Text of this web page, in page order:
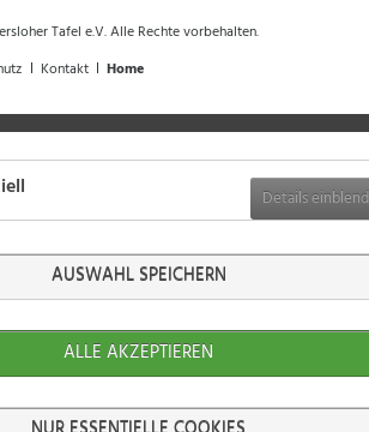
Tafel e.V. Alle Rechte vorbehalten.
Kontakt Home
Details
AUSWAHL SPEICHERN
ALLE AKZEPTIEREN